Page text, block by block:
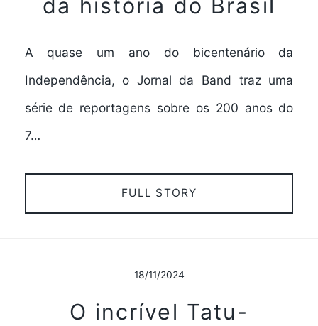
da história do Brasil
A quase um ano do bicentenário da
Independência, o Jornal da Band traz uma
série de reportagens sobre os 200 anos do
7…
FULL STORY
18/11/2024
O incrível Tatu-